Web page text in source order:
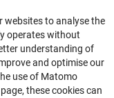
websites to analyse the
operates without
understanding of
and optimise our
use of Matomo
these cookies can